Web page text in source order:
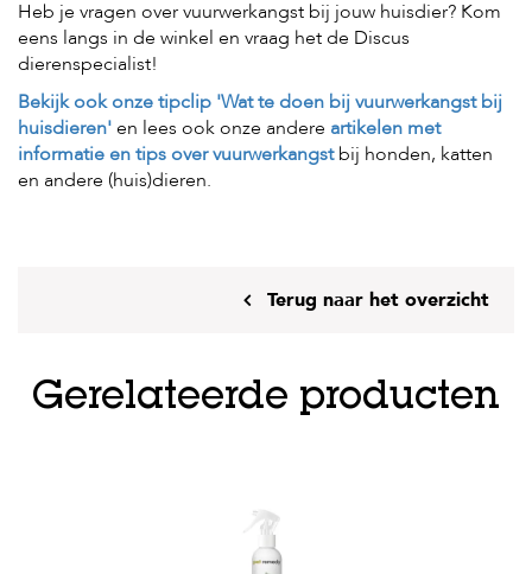
Heb je vragen over vuurwerkangst bij jouw huisdier? Kom
eens langs in de winkel en vraag het de Discus
dierenspecialist!
Bekijk ook onze tipclip 'Wat te doen bij vuurwerkangst bij
huisdieren'en lees ook onze andere artikelen met
informatie en tips over vuurwerkangst bij honden, katten
en andere (huis)dieren.
Terug naar het overzicht
Gerelateerde producten